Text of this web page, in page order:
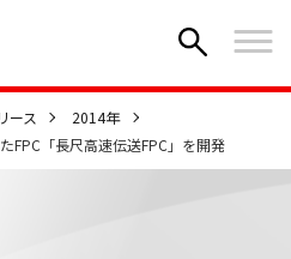
ース
2014年
FPC「長尺高速伝送FPC」を開発